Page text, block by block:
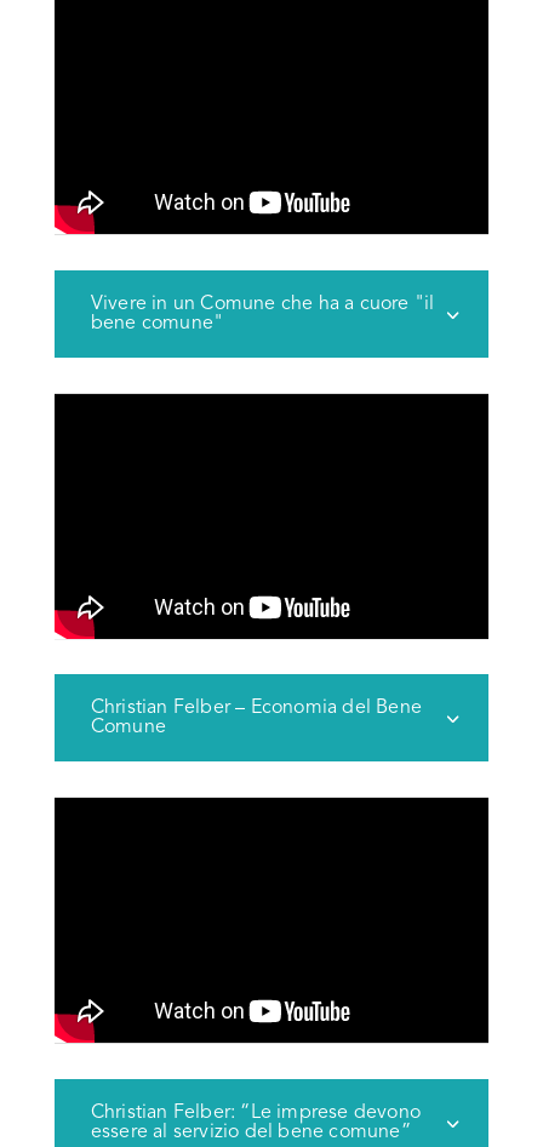
Vivere in un Comune che ha a cuore "il
bene comune"
Christian Felber – Economia del Bene
Comune
Christian Felber: “Le imprese devono
essere al servizio del bene comune”